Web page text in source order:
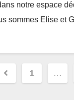
notre espace
sommes Elise et
Posts
1 …